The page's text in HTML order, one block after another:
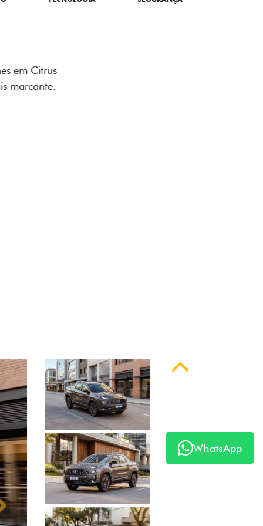
e nas laterais reforçam a identidade
comemorativa.
Anterior
WhatsApp